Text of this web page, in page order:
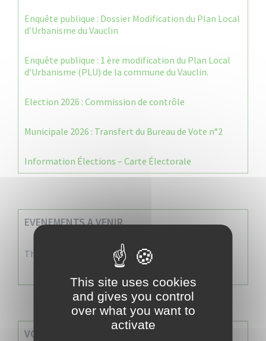
Enquête publique : Dossier Modification du Plan Local
d’Urbanisme du Vauclin
Enquête publique : 1 ère modification du Plan Local
d’Urbanisme (PLU) de la commune du Vauclin.
Election 2026 : Commission de contrôle
Municipale 2026 : Transfert du Bureau de Vote n°2
Information Élections – Carte Électorale
EVENEMENTS A VENIR
There are no events
VOS SERVICES MUNICIPAUX
This site uses cookies
and gives you control
over what you want to
activate